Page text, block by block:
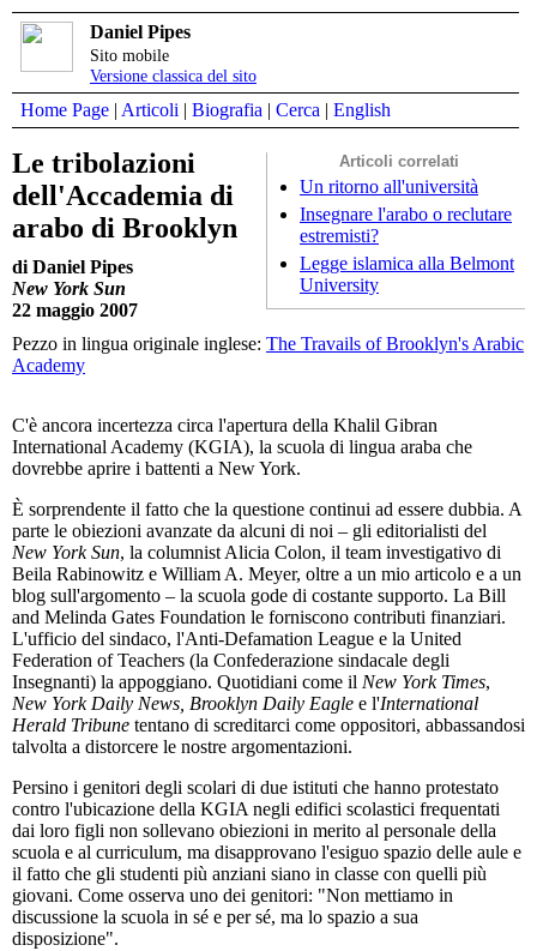
Daniel Pipes
Sito mobile
Versione classica del sito
Home Page | Articoli | Biografia | Cerca | English
Articoli correlati
Un ritorno all'università
Insegnare l'arabo o reclutare
estremisti?
Legge islamica alla Belmont
University
Le tribolazioni
dell'Accademia di
arabo di Brooklyn
di Daniel Pipes
New York Sun
22 maggio 2007
Pezzo in lingua originale inglese: The Travails of Brooklyn's Arabic
Academy
C'è ancora incertezza circa l'apertura della Khalil Gibran
International Academy (KGIA), la scuola di lingua araba che
dovrebbe aprire i battenti a New York.
È sorprendente il fatto che la questione continui ad essere dubbia. A
parte le obiezioni avanzate da alcuni di noi – gli editorialisti del
New York Sun, la columnist Alicia Colon, il team investigativo di
Beila Rabinowitz e William A. Meyer, oltre a un mio articolo e a un
blog sull'argomento – la scuola gode di costante supporto. La Bill
and Melinda Gates Foundation le forniscono contributi finanziari.
L'ufficio del sindaco, l'Anti-Defamation League e la United
Federation of Teachers (la Confederazione sindacale degli
Insegnanti) la appoggiano. Quotidiani come il New York Times,
New York Daily News, Brooklyn Daily Eagle e l'International
Herald Tribune tentano di screditarci come oppositori, abbassandosi
talvolta a distorcere le nostre argomentazioni.
Persino i genitori degli scolari di due istituti che hanno protestato
contro l'ubicazione della KGIA negli edifici scolastici frequentati
dai loro figli non sollevano obiezioni in merito al personale della
scuola e al curriculum, ma disapprovano l'esiguo spazio delle aule e
il fatto che gli studenti più anziani siano in classe con quelli più
giovani. Come osserva uno dei genitori: "Non mettiamo in
discussione la scuola in sé e per sé, ma lo spazio a sua
disposizione".